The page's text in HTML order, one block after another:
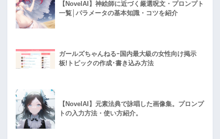
【NovelAI】神絵師に近づく厳選呪文・プロンプト
一覧│パラメータの基本知識・コツを紹介
ガールズちゃんねるｰ国内最大級の女性向け掲示
板!トピックの作成･書き込み方法
【NovelAI】元素法典で詠唱した画像集。プロンプ
トの入力方法・使い方紹介。